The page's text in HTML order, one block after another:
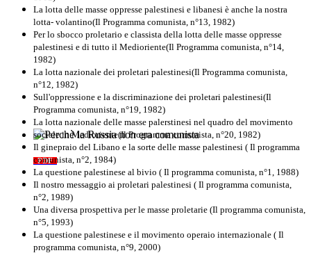
Perchè la Russia non era comunista
PDF Quaderno n°10
La lotta delle masse oppresse palestinesi e libanesi è anche la nostra
lotta- volantino(Il Programma comunista, n°13, 1982)
Per lo sbocco proletario e classista della lotta delle masse oppresse
palestinesi e di tutto il Medioriente(Il Programma comunista, n°14,
1982)
La lotta nazionale dei proletari palestinesi(Il Programma comunista,
n°12, 1982)
Sull'oppressione e la discriminazione dei proletari palestinesi(Il
Programma comunista, n°19, 1982)
La lotta nazionale delle masse palerstinesi nel quadro del movimento
sociale in Medioriente(Il Programma comunista, n°20, 1982)
Il ginepraio del Libano e la sorte delle masse palestinesi ( Il programma
comunista, n°2, 1984)
La questione palestinese al bivio ( Il programma comunista, n°1, 1988)
Il nostro messaggio ai proletari palestinesi ( Il programma comunista,
n°2, 1989)
Una diversa prospettiva per le masse proletarie (Il programma comunista,
n°5, 1993)
La questione palestinese e il movimento operaio internazionale ( Il
programma comunista, n°9, 2000)